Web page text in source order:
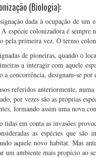
(Biologia):
dada à ocupação de
A espécie colonizadora é
pela primeira vez. O termo
de pioneiras, quando o
a interagir com aquele
concorrência, designam-se por
referidos anteriormente,
por vezes são as próprias
formando assim uma nova
tidas em conta as invasões
as espécies que
aquele novo habitat. Mas
um ambiente mais propício ao